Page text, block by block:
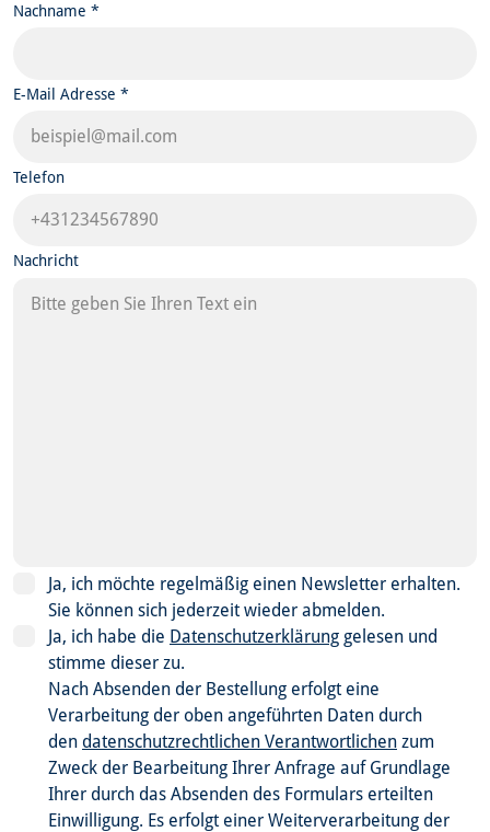
Nachname *
E-Mail Adresse *
Telefon
Nachricht
Ja, ich möchte regelmäßig einen Newsletter erhalten.
Sie können sich jederzeit wieder abmelden.
Ja, ich habe die Datenschutzerklärung gelesen und
stimme dieser zu.
Nach Absenden der Bestellung erfolgt eine
Verarbeitung der oben angeführten Daten durch
den datenschutzrechtlichen Verantwortlichen zum
Zweck der Bearbeitung Ihrer Anfrage auf Grundlage
Ihrer durch das Absenden des Formulars erteilten
Einwilligung. Es erfolgt einer Weiterverarbeitung der